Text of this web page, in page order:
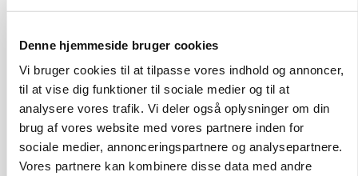
Denne hjemmeside bruger cookies
Vi bruger cookies til at tilpasse vores indhold og annoncer,
til at vise dig funktioner til sociale medier og til at
analysere vores trafik. Vi deler også oplysninger om din
brug af vores website med vores partnere inden for
sociale medier, annonceringspartnere og analysepartnere.
Vores partnere kan kombinere disse data med andre
Ejer eller medejer? Nyt tv-format udfordrer
landbrugets ejerstruktur